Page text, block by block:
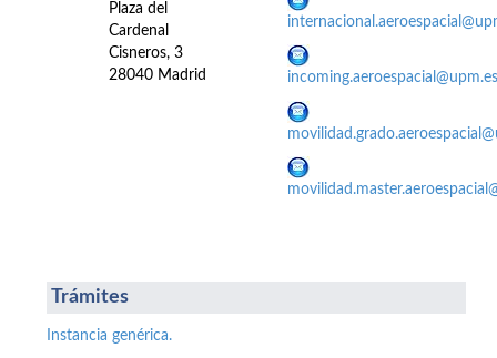
Plaza del
Cardenal
Cisneros, 3
28040 Madrid
incoming.aeroespacial@upm.es
Trámites
Instancia genérica.